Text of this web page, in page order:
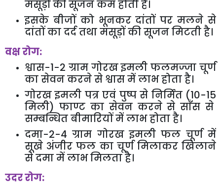
मसूड़ों की सूजन कम होती है।
इसके बीजों को भूनकर दांतों पर मलने से
दांतों का दर्द तथा मसूड़ों की सूजन मिटती है।
वक्ष रोग:
श्वास-1-2 ग्राम गोरख इमली फलमज्जा चूर्ण
का सेवन करने से श्वास में लाभ होता है।
गोरख इमली पत्र एवं पुष्प से निर्मित (10-15
मिली) फाण्ट का सेवन करने से साँस से
सम्बन्धित बीमारियों में लाभ होता है।
दमा-2-4 ग्राम गोरख इमली फल चूर्ण में
सूखे अंजीर फल का चूर्ण मिलाकर खिलाने
से दमा में लाभ मिलता है।
उदर रोग: